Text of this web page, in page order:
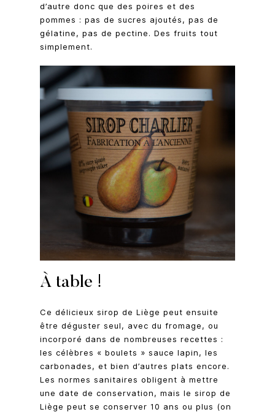
d’autre donc que des poires et des
pommes : pas de sucres ajoutés, pas de
gélatine, pas de pectine. Des fruits tout
simplement.
À table !
Ce délicieux sirop de Liège peut ensuite
être déguster seul, avec du fromage, ou
incorporé dans de nombreuses recettes :
les célèbres « boulets » sauce lapin, les
carbonades, et bien d’autres plats encore.
Les normes sanitaires obligent à mettre
une date de conservation, mais le sirop de
Liège peut se conserver 10 ans ou plus (on